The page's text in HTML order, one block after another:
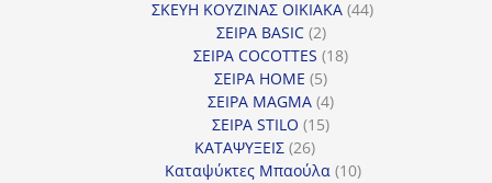
προϊόντα
ΣΚΕΥΗ ΚΟΥΖΙΝΑΣ ΟΙΚΙΑΚΑ 4444
ΣΕΙΡΑ BASIC 22
προϊόντα
ΣΕΙΡΑ COCOTTES 1818
ΣΕΙΡΑ HOME 55
προϊόντα
ΣΕΙΡΑ MAGMA 44
προϊόντα
ΣΕΙΡΑ STILO 1515
ΚΑΤΑΨΥΞΕΙΣ 2626
προϊόντα
Καταψύκτες Μπαούλα 1010